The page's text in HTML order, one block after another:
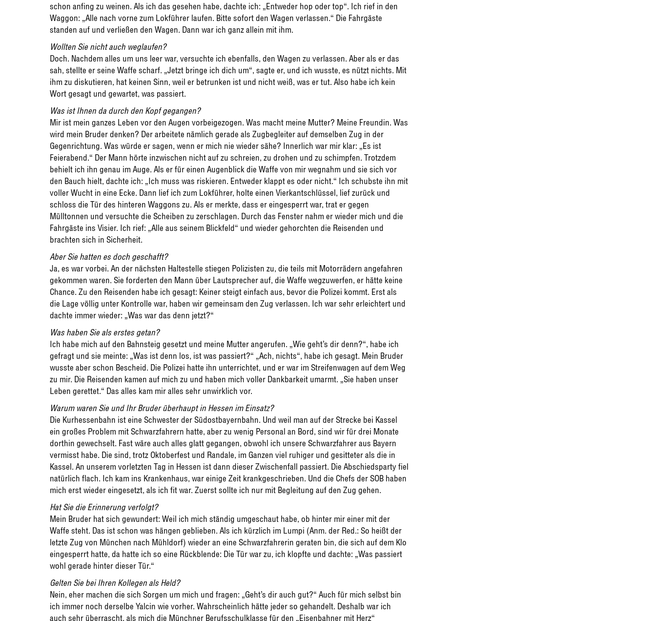
schon anfing zu weinen. Als ich das gesehen habe, dachte ich: „Entweder hop oder top“. Ich rief in den
Waggon: „Alle nach vorne zum Lokführer laufen. Bitte sofort den Wagen verlassen.“ Die Fahrgäste
standen auf und verließen den Wagen. Dann war ich ganz allein mit ihm.
Wollten Sie nicht auch weglaufen?
Doch. Nachdem alles um uns leer war, versuchte ich ebenfalls, den Wagen zu verlassen. Aber als er das
sah, stellte er seine Waffe scharf. „Jetzt bringe ich dich um“, sagte er, und ich wusste, es nützt nichts. Mit
ihm zu diskutieren, hat keinen Sinn, weil er betrunken ist und nicht weiß, was er tut. Also habe ich kein
Wort gesagt und gewartet, was passiert.
Was ist Ihnen da durch den Kopf gegangen?
Mir ist mein ganzes Leben vor den Augen vorbeigezogen. Was macht meine Mutter? Meine Freundin. Was
wird mein Bruder denken? Der arbeitete nämlich gerade als Zugbegleiter auf demselben Zug in der
Gegenrichtung. Was würde er sagen, wenn er mich nie wieder sähe? Innerlich war mir klar: „Es ist
Feierabend.“ Der Mann hörte inzwischen nicht auf zu schreien, zu drohen und zu schimpfen. Trotzdem
behielt ich ihn genau im Auge. Als er für einen Augenblick die Waffe von mir wegnahm und sie sich vor
den Bauch hielt, dachte ich: „Ich muss was riskieren. Entweder klappt es oder nicht.“ Ich schubste ihn mit
voller Wucht in eine Ecke. Dann lief ich zum Lokführer, holte einen Vierkantschlüssel, lief zurück und
schloss die Tür des hinteren Waggons zu. Als er merkte, dass er eingesperrt war, trat er gegen
Mülltonnen und versuchte die Scheiben zu zerschlagen. Durch das Fenster nahm er wieder mich und die
Fahrgäste ins Visier. Ich rief: „Alle aus seinem Blickfeld“ und wieder gehorchten die Reisenden und
brachten sich in Sicherheit.
Aber Sie hatten es doch geschafft?
Ja, es war vorbei. An der nächsten Haltestelle stiegen Polizisten zu, die teils mit Motorrädern angefahren
gekommen waren. Sie forderten den Mann über Lautsprecher auf, die Waffe wegzuwerfen, er hätte keine
Chance. Zu den Reisenden habe ich gesagt: Keiner steigt einfach aus, bevor die Polizei kommt. Erst als
die Lage völlig unter Kontrolle war, haben wir gemeinsam den Zug verlassen. Ich war sehr erleichtert und
dachte immer wieder: „Was war das denn jetzt?“
Was haben Sie als erstes getan?
Ich habe mich auf den Bahnsteig gesetzt und meine Mutter angerufen. „Wie geht’s dir denn?“, habe ich
gefragt und sie meinte: „Was ist denn los, ist was passiert?“ „Ach, nichts“, habe ich gesagt. Mein Bruder
wusste aber schon Bescheid. Die Polizei hatte ihn unterrichtet, und er war im Streifenwagen auf dem Weg
zu mir. Die Reisenden kamen auf mich zu und haben mich voller Dankbarkeit umarmt. „Sie haben unser
Leben gerettet.“ Das alles kam mir alles sehr unwirklich vor.
Warum waren Sie und Ihr Bruder überhaupt in Hessen im Einsatz?
Die Kurhessenbahn ist eine Schwester der Südostbayernbahn. Und weil man auf der Strecke bei Kassel
ein großes Problem mit Schwarzfahrern hatte, aber zu wenig Personal an Bord, sind wir für drei Monate
dorthin gewechselt. Fast wäre auch alles glatt gegangen, obwohl ich unsere Schwarzfahrer aus Bayern
vermisst habe. Die sind, trotz Oktoberfest und Randale, im Ganzen viel ruhiger und gesitteter als die in
Kassel. An unserem vorletzten Tag in Hessen ist dann dieser Zwischenfall passiert. Die Abschiedsparty fiel
natürlich flach. Ich kam ins Krankenhaus, war einige Zeit krankgeschrieben. Und die Chefs der SOB haben
mich erst wieder eingesetzt, als ich fit war. Zuerst sollte ich nur mit Begleitung auf den Zug gehen.
Hat Sie die Erinnerung verfolgt?
Mein Bruder hat sich gewundert: Weil ich mich ständig umgeschaut habe, ob hinter mir einer mit der
Waffe steht. Das ist schon was hängen geblieben. Als ich kürzlich im Lumpi (Anm. der Red.: So heißt der
letzte Zug von München nach Mühldorf) wieder an eine Schwarzfahrerin geraten bin, die sich auf dem Klo
eingesperrt hatte, da hatte ich so eine Rückblende: Die Tür war zu, ich klopfte und dachte: „Was passiert
wohl gerade hinter dieser Tür.“
Gelten Sie bei Ihren Kollegen als Held?
Nein, eher machen die sich Sorgen um mich und fragen: „Geht’s dir auch gut?“ Auch für mich selbst bin
ich immer noch derselbe Yalcin wie vorher. Wahrscheinlich hätte jeder so gehandelt. Deshalb war ich
auch sehr überrascht, als mich die Münchner Berufsschulklasse für den „Eisenbahner mit Herz“